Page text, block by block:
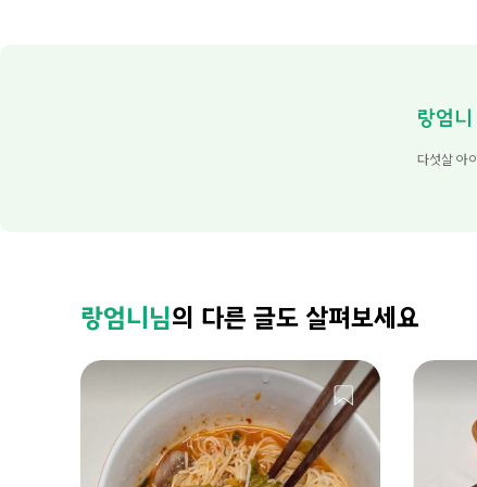
랑엄니
다섯살 아
랑엄니님의 다른 글도 살펴보세요